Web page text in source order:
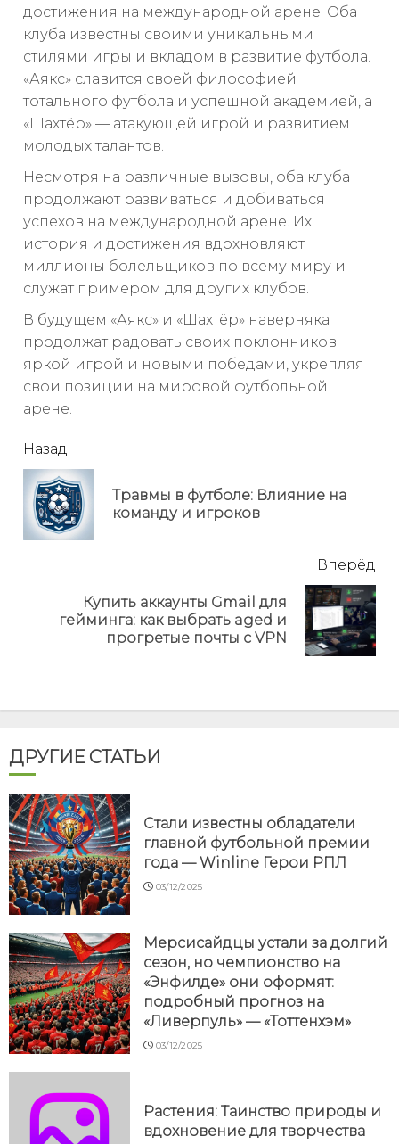
достижения на международной арене. Оба
клуба известны своими уникальными
стилями игры и вкладом в развитие футбола.
«Аякс» славится своей философией
тотального футбола и успешной академией, а
«Шахтёр» — атакующей игрой и развитием
молодых талантов.
Несмотря на различные вызовы, оба клуба
продолжают развиваться и добиваться
успехов на международной арене. Их
история и достижения вдохновляют
миллионы болельщиков по всему миру и
служат примером для других клубов.
В будущем «Аякс» и «Шахтёр» наверняка
продолжат радовать своих поклонников
яркой игрой и новыми победами, укрепляя
свои позиции на мировой футбольной
арене.
читать
еще
Назад
Травмы в футболе: Влияние на
команду и игроков
Вперёд
Купить аккаунты Gmail для
гейминга: как выбрать aged и
прогретые почты с VPN
ДРУГИЕ СТАТЬИ
Стали известны обладатели
главной футбольной премии
года — Winline Герои РПЛ
03/12/2025
Мерсисайдцы устали за долгий
сезон, но чемпионство на
«Энфилде» они оформят:
подробный прогноз на
«Ливерпуль» — «Тоттенхэм»
03/12/2025
Растения: Таинство природы и
вдохновение для творчества